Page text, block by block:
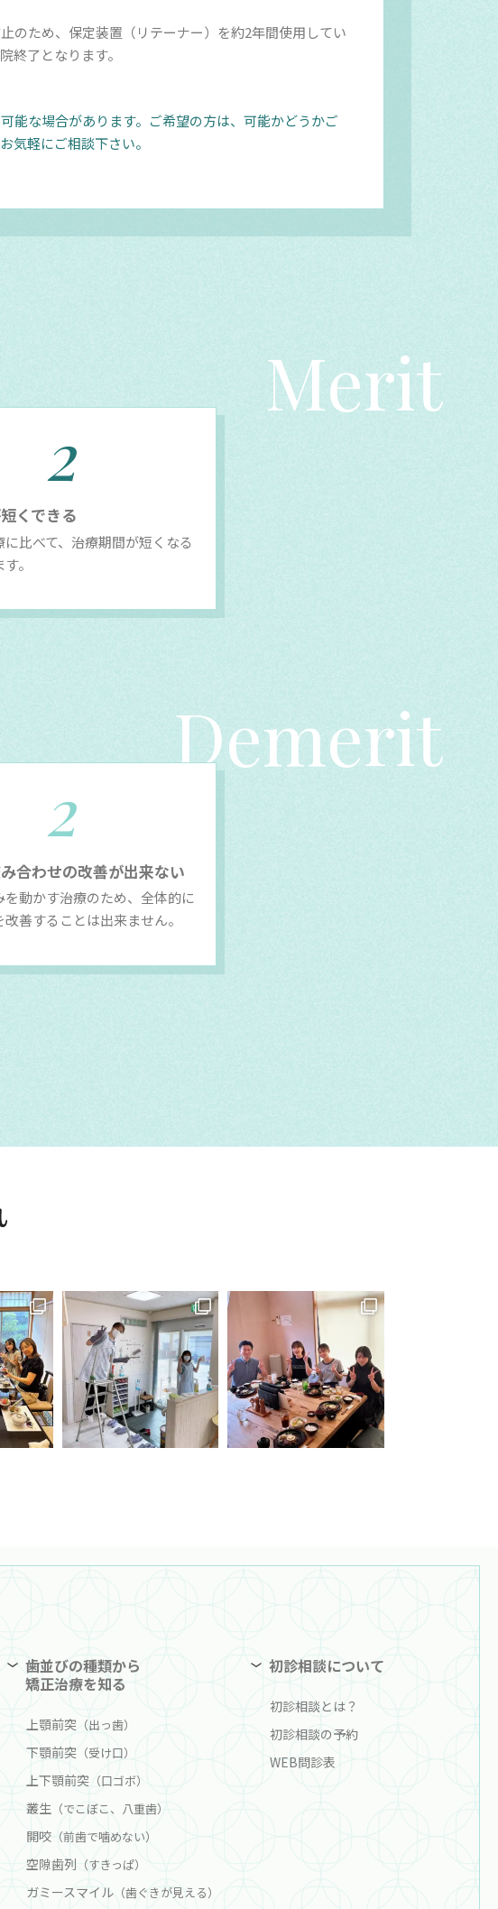
のため、保定装置（リテーナー）を約2年間使用してい
終了となります。
能な場合があります。ご希望の方は、可能かどうかご
気軽にご相談下さい。
Merit
2
くできる
比べて、治療期間が短くなる
。
Demerit
2
合わせの改善が出来ない
を動かす治療のため、全体的に
善することは出来ません。
歯並びの種類から
矯正治療を知る
上顎前突（出っ歯）
下顎前突（受け口）
上下顎前突（口ゴボ）
叢生（でこぼこ、八重歯）
開咬（前歯で噛めない）
空隙歯列 （すきっぱ）
ガミースマイル（歯ぐきが見える）
初診相談について
初診相談とは？
初診相談の予約
WEB問診表